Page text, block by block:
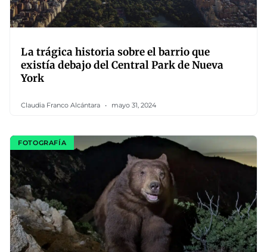
La trágica historia sobre el barrio que
existía debajo del Central Park de Nueva
York
Claudia Franco Alcántara mayo 31, 2024
FOTOGRAFÍA